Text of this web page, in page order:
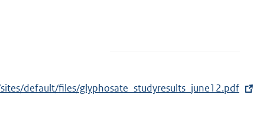
default/files/glyphosate_studyresults_june12.pdf